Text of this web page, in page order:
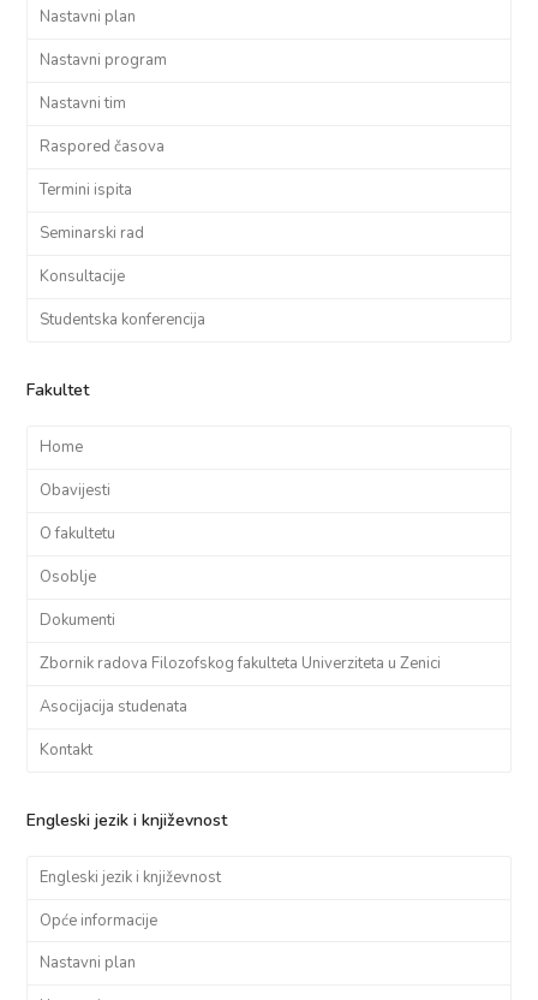
Nastavni plan
Nastavni program
Nastavni tim
Raspored časova
Termini ispita
Seminarski rad
Konsultacije
Studentska konferencija
Fakultet
Home
Obavijesti
O fakultetu
Osoblje
Dokumenti
Zbornik radova Filozofskog fakulteta Univerziteta u Zenici
Asocijacija studenata
Kontakt
Engleski jezik i književnost
Engleski jezik i književnost
Opće informacije
Nastavni plan